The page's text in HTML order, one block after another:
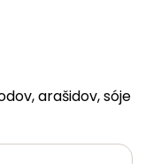
arašidov, sóje